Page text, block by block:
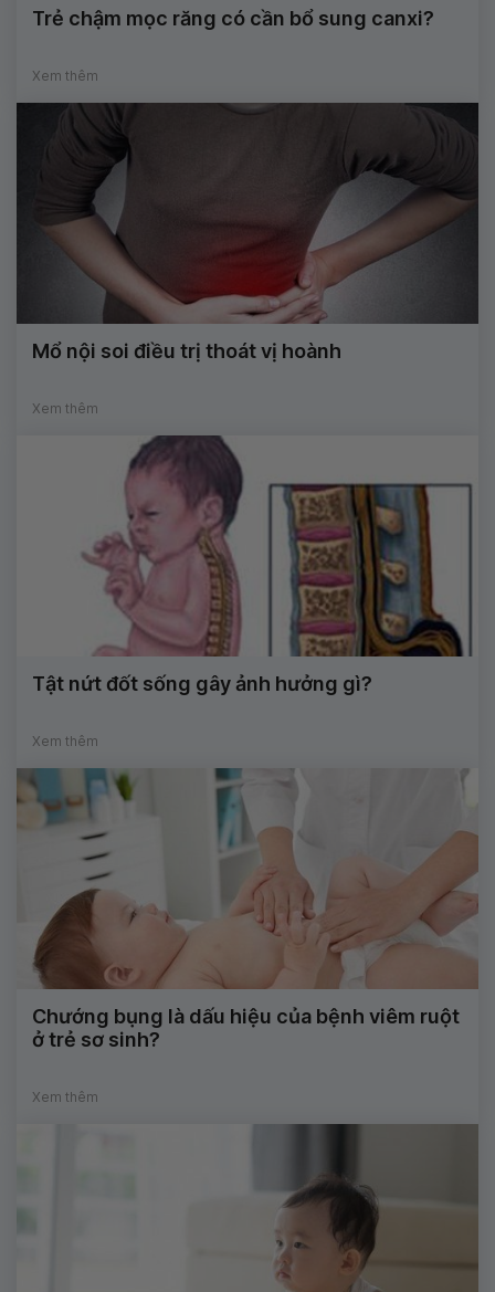
Trẻ chậm mọc răng có cần bổ sung canxi?
Xem thêm
Mổ nội soi điều trị thoát vị hoành
Xem thêm
Tật nứt đốt sống gây ảnh hưởng gì?
Xem thêm
Chướng bụng là dấu hiệu của bệnh viêm ruột
ở trẻ sơ sinh?
Xem thêm